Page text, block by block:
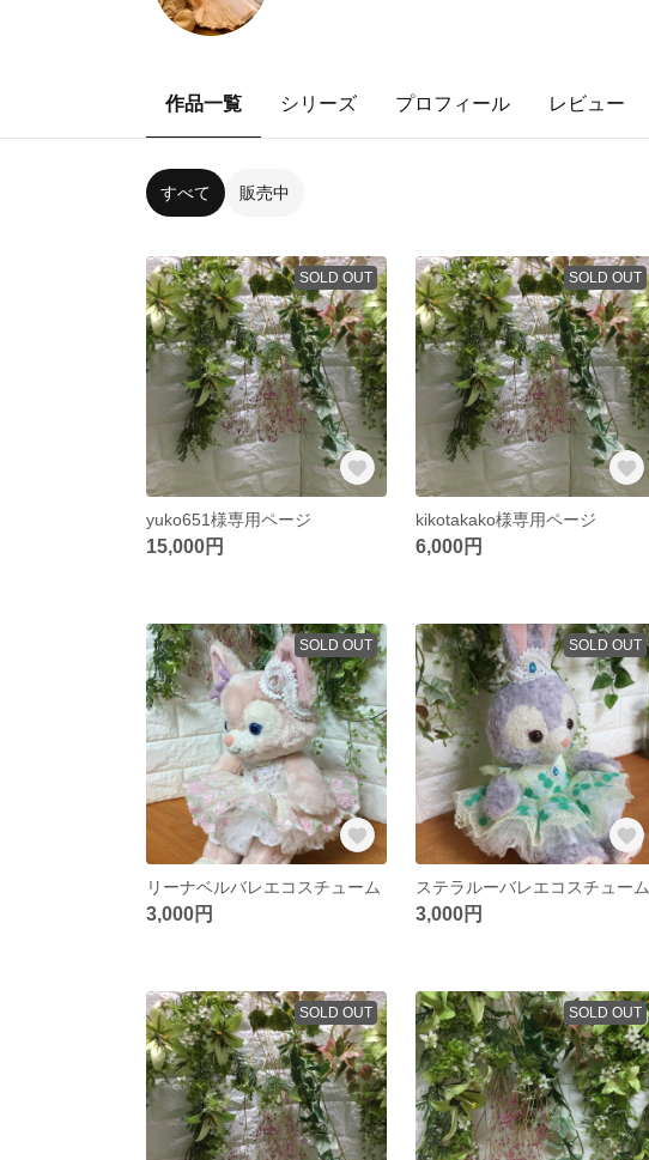
作品一覧 シリーズ プロフィール レビュー
すべて 販売中
SOLD OUT
yuko651様専用ページ
15,000円
SOLD OUT
kikotakako様専用ページ
6,000円
SOLD OUT
リーナベルバレエコスチューム
3,000円
SOLD OUT
ステラルーバレエコスチューム
3,000円
SOLD OUT SOLD OUT